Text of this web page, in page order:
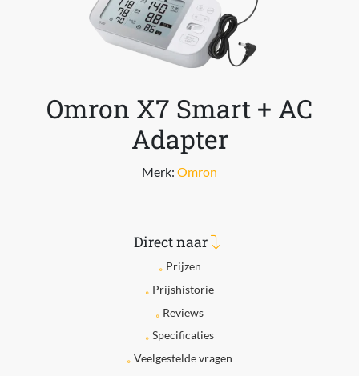
Omron X7 Smart + AC
Adapter
Merk: Omron
Direct naar
Prijzen
Prijshistorie
Reviews
Specificaties
Veelgestelde vragen